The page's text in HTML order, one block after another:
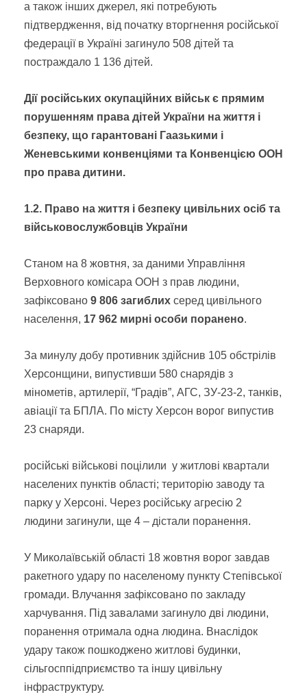
а також інших джерел, які потребують
підтвердження, від початку вторгнення російської
федерації в Україні загинуло 508 дітей та
постраждало 1 136 дітей.
Дії російських окупаційних військ є прямим
порушенням права дітей України на життя і
безпеку, що гарантовані Гаазькими і
Женевськими конвенціями та Конвенцією ООН
про права дитини.
1.2. Право на життя і безпеку цивільних осіб та
військовослужбовців України
Станом на 8 жовтня, за даними Управління
Верховного комісара ООН з прав людини,
зафіксовано 9 806 загиблих серед цивільного
населення, 17 962 мирні особи поранено.
За минулу добу противник здійснив 105 обстрілів
Херсонщини, випустивши 580 снарядів з
мінометів, артилерії, “Градів”, АГС, ЗУ-23-2, танків,
авіації та БПЛА. По місту Херсон ворог випустив
23 снаряди.
російські військові поцілили у житлові квартали
населених пунктів області; територію заводу та
парку у Херсоні. Через російську агресію 2
людини загинули, ще 4 – дістали поранення.
У Миколаївській області 18 жовтня ворог завдав
ракетного удару по населеному пункту Степівської
громади. Влучання зафіксовано по закладу
харчування. Під завалами загинуло дві людини,
поранення отримала одна людина. Внаслідок
удару також пошкоджено житлові будинки,
сільгосппідприємство та іншу цивільну
інфраструктуру.